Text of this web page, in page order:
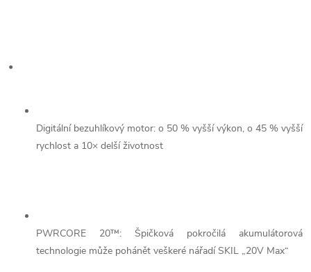
•
Digitální bezuhlíkový motor: o 50 % vyšší výkon, o 45 % vyšší
rychlost a 10× delší životnost
PWRCORE 20™: Špičková pokročilá akumulátorová
technologie může pohánět veškeré nářadí SKIL „20V Max“